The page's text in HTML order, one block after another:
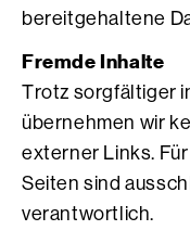
bereitgehaltene
Fremde Inhalte
Trotz sorgfältiger
übernehmen wir
externer Links.
Seiten sind
verantwortlich.